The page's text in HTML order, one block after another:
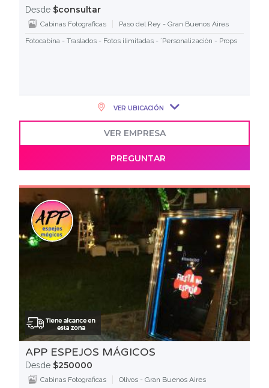
Desde $consultar
Cabinas Fotograficas
Paso del Rey - Gran Buenos Aires
Fotocabina - Traslados - Fotos ilimitadas - ´Personalización - Props
VER UBICACIÓN
VER EMPRESA
PREGUNTAR
APP ESPEJOS MÁGICOS
Desde $250000
Cabinas Fotograficas
Olivos - Gran Buenos Aires